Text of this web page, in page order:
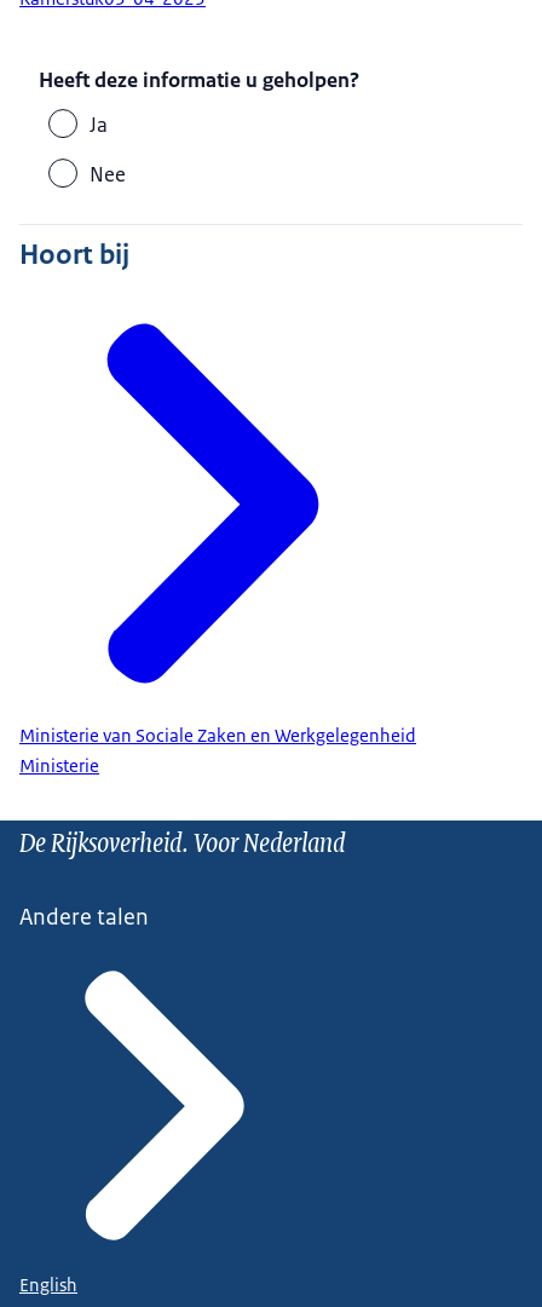
Heeft deze informatie u geholpen?
Ja
Nee
Hoort bij
Ministerie van Sociale Zaken en Werkgelegenheid
Ministerie
De Rijksoverheid. Voor Nederland
Andere talen
English